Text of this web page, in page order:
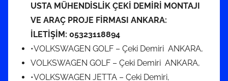
USTA MÜHENDİSLİK ÇEKİ DEMİRİ MONTAJI
VE ARAÇ PROJE FİRMASI ANKARA:
İLETİŞİM: 05323118894
•VOLKSWAGEN GOLF – Çeki Demiri ANKARA,
VOLKSWAGEN GOLF – Çeki Demiri ANKARA,
•VOLKSWAGEN JETTA – Çeki Demiri,